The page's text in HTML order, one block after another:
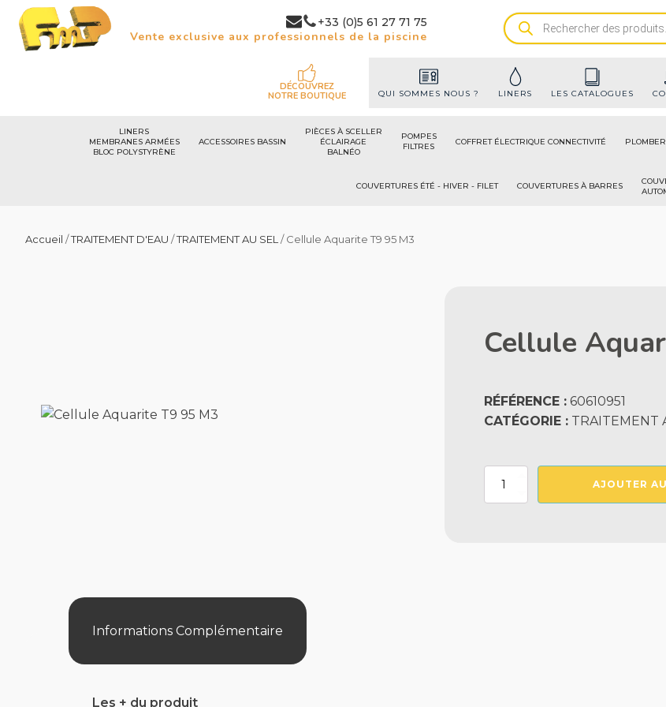
+33 (0)5 61 27 71 75
Vente exclusive aux professionnels de la piscine
Recherche
de
DÉCOUVREZ
NOTRE BOUTIQUE
QUI SOMMES NOUS ? LINERS LES CATALOGUES
LINERS
MEMBRANES ARMÉES
BLOC POLYSTYRÈNE
ACCESSOIRES BASSIN
PIÈCES À SCELLER
ÉCLAIRAGE
BALNÉO
POMPES
FILTRES
COFFRET ÉLECTRIQUE CONNECTIVITÉ
COUVERTURES ÉTÉ - HIVER - FILET COUVERTURES À BARRES
Accueil /TRAITEMENT D'EAU /TRAITEMENT AU SEL / Cellule Aquarite T9 95 M3
Cellule
RÉFÉRENCE : 60610951
CATÉGORIE : TRAITEMENT
quantité
AJOUTER
Informations Complémentaire
Les + du produit